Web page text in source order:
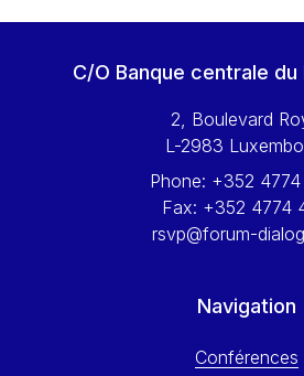
Walter Hagg
Wolfgang Ketterle
Yossi Beillin
Yves FRANCHET
C/O Banque centrale
2, Boulevard
L-2983
Phone: +352 4774
Fax: +352 4774
rsvp@forum-
Navigation
Conférences